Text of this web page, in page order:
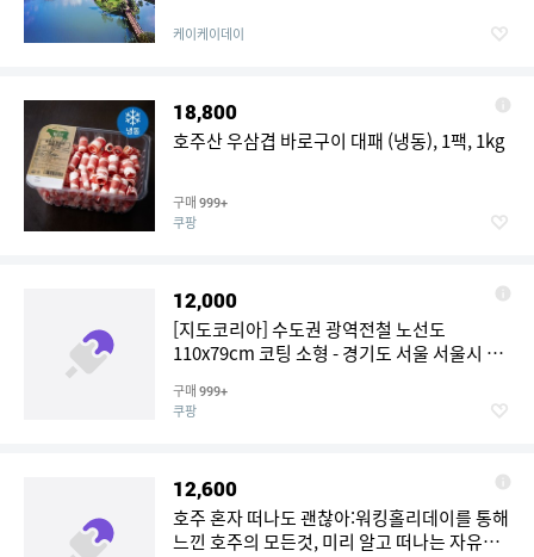
케이케이데이
18,800
호주산 우삼겹 바로구이 대패 (냉동), 1팩, 1kg
구매 999+
쿠팡
12,000
[지도코리아] 수도권 광역전철 노선도
110x79cm 코팅 소형 - 경기도 서울 서울시 약
지도 전도 최신판
구매 999+
쿠팡
12,600
호주 혼자 떠나도 괜찮아:워킹홀리데이를 통해
느낀 호주의 모든것, 미리 알고 떠나는 자유여